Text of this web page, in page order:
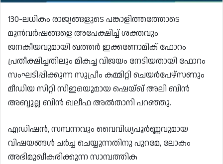
130-ലധികം രാജ്യങ്ങളുടെ പങ്കാളിത്തത്തോടെ
മുൻവർഷങ്ങളെ അപേക്ഷിച്ച് ശക്തവും
ജനകീയവുമായി ഖത്തർ ഇക്കണോമിക് ഫോറം
പ്രതീക്ഷിച്ചതിലും മികച്ച വിജയം നേടിയതായി ഫോറം
സംഘടിപ്പിക്കുന്ന സുപ്രീം കമ്മിറ്റി ചെയർപേഴ്സണും
മീഡിയ സിറ്റി സിഇഒയുമായ ഷെയ്ഖ് അലി ബിൻ
അബ്ദുല്ല ബിൻ ഖലീഫ അൽതാനി പറഞ്ഞു.
എഡിഷൻ, സമ്പന്നവും വൈവിധ്യപൂർണ്ണവുമായ
വിഷയങ്ങൾ ചർച്ച ചെയ്യുന്നതിനു പുറമേ, ലോകം
അഭിമുഖീകരിക്കുന്ന സാമ്പത്തിക